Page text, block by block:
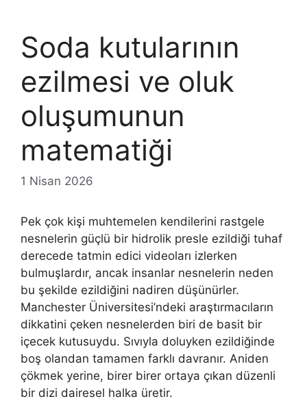
Soda kutularının
ezilmesi ve oluk
oluşumunun
matematiği
1 Nisan 2026
Pek çok kişi muhtemelen kendilerini rastgele
nesnelerin güçlü bir hidrolik presle ezildiği tuhaf
derecede tatmin edici videoları izlerken
bulmuşlardır, ancak insanlar nesnelerin neden
bu şekilde ezildiğini nadiren düşünürler.
Manchester Üniversitesi’ndeki araştırmacıların
dikkatini çeken nesnelerden biri de basit bir
içecek kutusuydu. Sıvıyla doluyken ezildiğinde
boş olandan tamamen farklı davranır. Aniden
çökmek yerine, birer birer ortaya çıkan düzenli
bir dizi dairesel halka üretir.